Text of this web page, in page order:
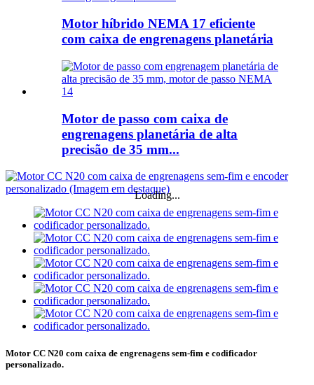
Motor híbrido NEMA 17 eficiente
com caixa de engrenagens planetária
Motor de passo com caixa de
engrenagens planetária de alta
precisão de 35 mm...
Loading...
Motor CC N20 com caixa de engrenagens sem-fim e codificador
personalizado.